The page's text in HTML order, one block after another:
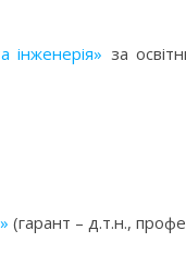
інженерія» за
(гарант – д.т.н.,